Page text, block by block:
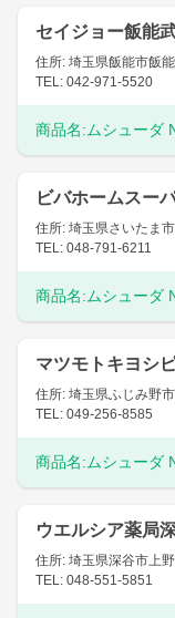
セイジョー飯能
住所: 埼玉県飯能市飯
TEL: 042-971-5520
商品名: ムシューダ
ビバホームスー
住所: 埼玉県さいたま
TEL: 048-791-6211
商品名: ムシューダ
マツモトキヨシ
住所: 埼玉県ふじみ野
TEL: 049-256-8585
商品名: ムシューダ
ウエルシア薬局
住所: 埼玉県深谷市上
TEL: 048-551-5851